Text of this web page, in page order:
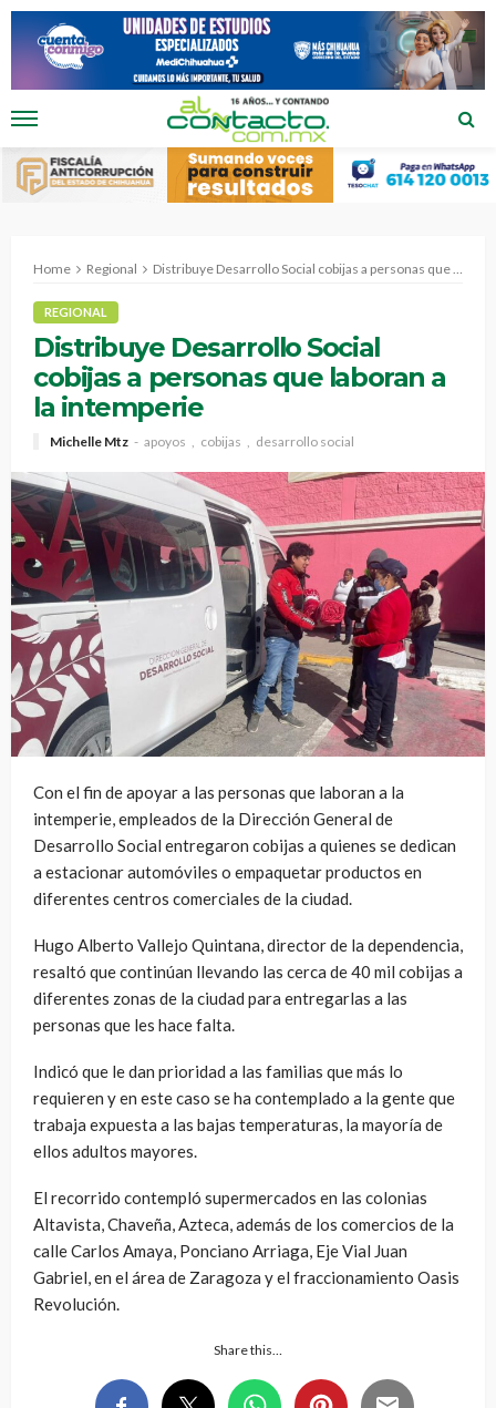
Home Regional Distribuye Desarrollo Social cobijas a personas que laboran a la intemperie
REGIONAL
Distribuye Desarrollo Social
cobijas a personas que laboran a
la intemperie
Michelle Mtz apoyos cobijas desarrollo social
Con el fin de apoyar a las personas que laboran a la
intemperie, empleados de la Dirección General de
Desarrollo Social entregaron cobijas a quienes se dedican
a estacionar automóviles o empaquetar productos en
diferentes centros comerciales de la ciudad.
Hugo Alberto Vallejo Quintana, director de la dependencia,
resaltó que continúan llevando las cerca de 40 mil cobijas a
diferentes zonas de la ciudad para entregarlas a las
personas que les hace falta.
Indicó que le dan prioridad a las familias que más lo
requieren y en este caso se ha contemplado a la gente que
trabaja expuesta a las bajas temperaturas, la mayoría de
ellos adultos mayores.
El recorrido contempló supermercados en las colonias
Altavista, Chaveña, Azteca, además de los comercios de la
calle Carlos Amaya, Ponciano Arriaga, Eje Vial Juan
Gabriel, en el área de Zaragoza y el fraccionamiento Oasis
Revolución.
Share this…